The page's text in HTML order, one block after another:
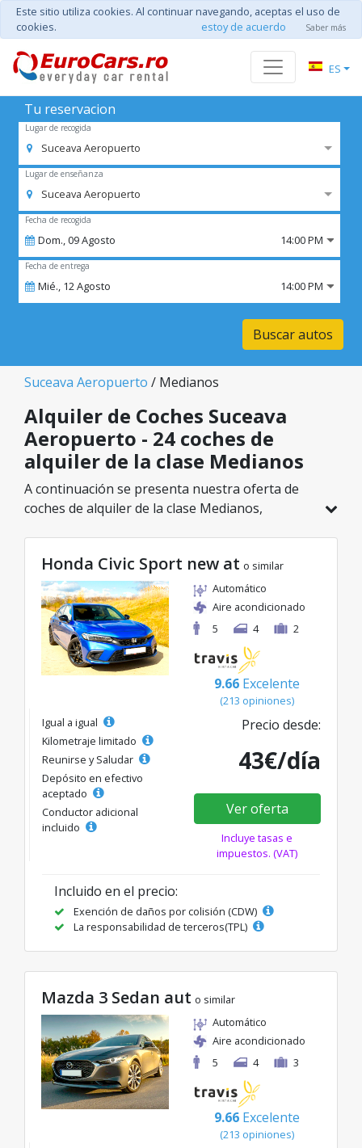
Este sitio utiliza cookies. Al continuar navegando, aceptas el uso de
cookies.
estoy de acuerdo Saber más
ES
Tu reservacion
Lugar de recogida
Suceava Aeropuerto
Lugar de enseñanza
Suceava Aeropuerto
Fecha de recogida
Dom.,09Agosto 14:00 PM
Fecha de entrega
Mié., 12Agosto 14:00 PM
Buscar autos
Suceava Aeropuerto / Medianos
Alquiler de Coches Suceava
Aeropuerto - 24 coches de
alquiler de la clase Medianos
A continuación se presenta nuestra oferta de
coches de alquiler de la clase Medianos,
el modelo ideal de la categoría seleccionada, con
tarifas excelentes desde solo 23€/día.
Honda Civic Sport new at o similar
Automático
Aire acondicionado
5
4 2
9.66 Excelente
(213 opiniones)
Igual a igual
Kilometraje limitado
Reunirse y Saludar
Depósito en efectivo
aceptado
Conductor adicional
incluido
Precio desde:
43€/día
Ver oferta
Incluye tasas e
impuestos. (VAT)
Incluido en el precio:
Exención de daños por colisión (CDW)
La responsabilidad de terceros(TPL)
Mazda 3 Sedan aut o similar
Automático
Aire acondicionado
5
4 3
9.66 Excelente
(213 opiniones)